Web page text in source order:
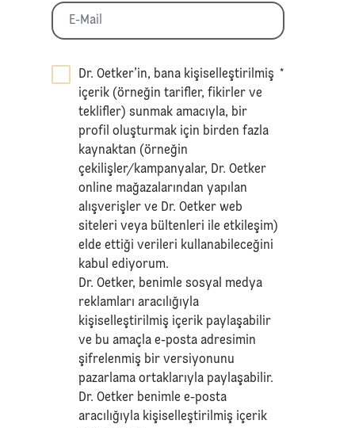
Dr. Oetker’in, bana kişiselleştirilmiş
içerik (örneğin tarifler, fikirler ve
teklifler) sunmak amacıyla, bir
profil oluşturmak için birden fazla
kaynaktan (örneğin
çekilişler/kampanyalar, Dr. Oetker
online mağazalarından yapılan
alışverişler ve Dr. Oetker web
siteleri veya bültenleri ile etkileşim)
elde ettiği verileri kullanabileceğini
kabul ediyorum.
Dr. Oetker, benimle sosyal medya
reklamları aracılığıyla
kişiselleştirilmiş içerik paylaşabilir
ve bu amaçla e-posta adresimin
şifrelenmiş bir versiyonunu
pazarlama ortaklarıyla paylaşabilir.
Dr. Oetker benimle e-posta
aracılığıyla kişiselleştirilmiş içerik
*